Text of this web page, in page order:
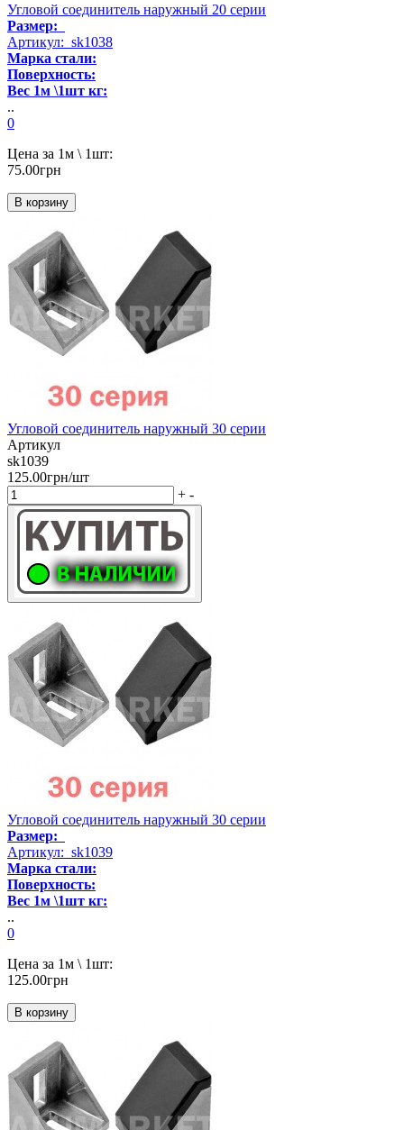
Угловой соединитель наружный 20 серии
Размер:
Артикул: sk1038
Марка стали:
Поверхность:
Вес 1м \1шт кг:
..
0
Цена за 1м \ 1шт:
75.00грн
В корзину
Угловой соединитель наружный 30 серии
Артикул
sk1039
125.00грн/шт
+ -
Угловой соединитель наружный 30 серии
Размер:
Артикул: sk1039
Марка стали:
Поверхность:
Вес 1м \1шт кг:
..
0
Цена за 1м \ 1шт:
125.00грн
В корзину